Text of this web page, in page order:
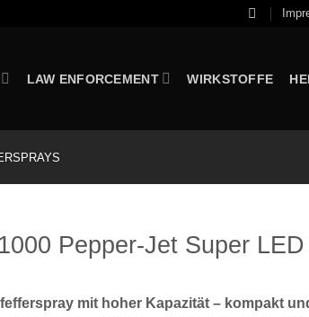
LAW ENFORCEMENT WIRKSTOFFE
Pepper-Jet Super
mit hoher Kapazität – kompakt